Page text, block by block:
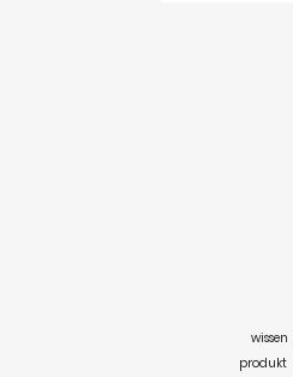
wissen
produkt